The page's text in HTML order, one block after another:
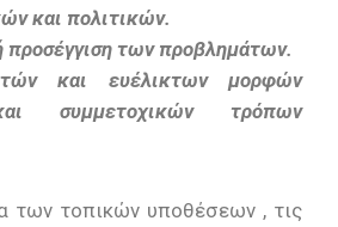
και πολιτικών.
προσέγγιση των προβλημάτων.
και ευέλικτων μορφών
συμμετοχικών τρόπων
των τοπικών υποθέσεων , τις